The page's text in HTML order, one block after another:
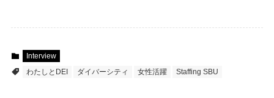
Interview
わたしとDEI
ダイバーシティ 女性活躍 Staffing SBU